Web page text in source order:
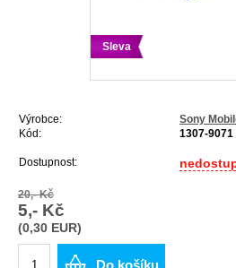
Sleva
Výrobce:
Sony
Kód:
1307-9071
Dostupnost:
20,- Kč
5,- Kč
(0,30 EUR)
Do košíku